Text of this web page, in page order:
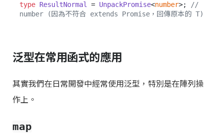
type ResultNormal = UnpackPromise<number>; //
number (因為不符合 extends Promise，回傳原本的 T)
泛型在常用函式的應用
其實我們在日常開發中經常使用泛型，特別是在陣列操
作上。
map